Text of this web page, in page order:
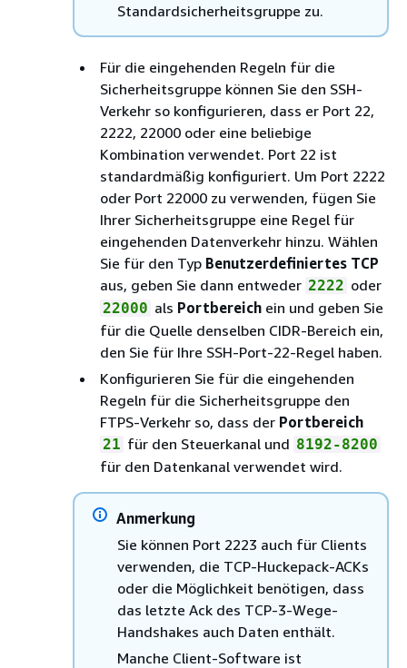
Standardsicherheitsgruppe zu.
Für die eingehenden Regeln für die
Sicherheitsgruppe können Sie den SSH-
Verkehr so konfigurieren, dass er Port 22,
2222, 22000 oder eine beliebige
Kombination verwendet. Port 22 ist
standardmäßig konfiguriert. Um Port 2222
oder Port 22000 zu verwenden, fügen Sie
Ihrer Sicherheitsgruppe eine Regel für
eingehenden Datenverkehr hinzu. Wählen
Sie für den Typ Benutzerdefiniertes TCP
aus, geben Sie dann entweder 2222 oder
22000 als Portbereich ein und geben Sie
für die Quelle denselben CIDR-Bereich ein,
den Sie für Ihre SSH-Port-22-Regel haben.
Konfigurieren Sie für die eingehenden
Regeln für die Sicherheitsgruppe den
FTPS-Verkehr so, dass der Portbereich
21 für den Steuerkanal und 8192-8200
für den Datenkanal verwendet wird.
Anmerkung
Sie können Port 2223 auch für Clients
verwenden, die TCP-Huckepack-ACKs
oder die Möglichkeit benötigen, dass
das letzte Ack des TCP-3-Wege-
Handshakes auch Daten enthält.
Manche Client-Software ist